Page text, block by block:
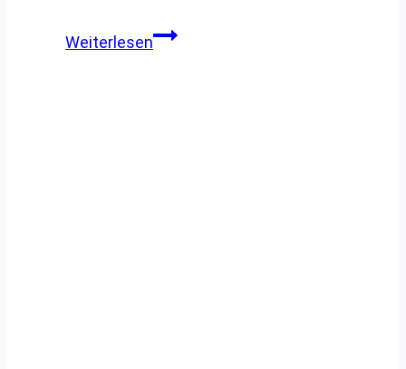
WeiterlesenRegistrierungspflicht